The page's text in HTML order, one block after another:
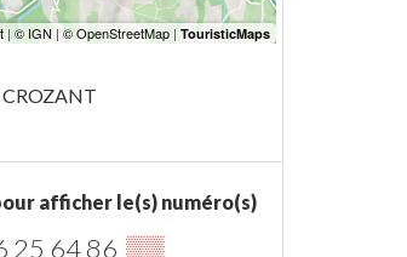
CROZANT
afficher le(s) numéro(s)
25 64 86 ▒▒